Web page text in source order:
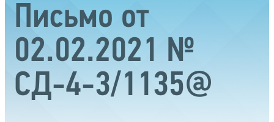
Письмо от
02.02.2021 №
СД-4-3/1135@